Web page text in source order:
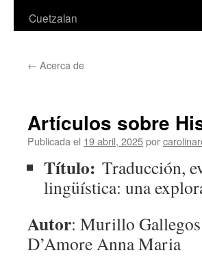
Cuetzalan
← Acerca de
Artículos sobre
Publicada el 19 abril, 2025por
Título: Traducción,
lingüística: una
Autor: Murillo
D’Amore Anna Maria